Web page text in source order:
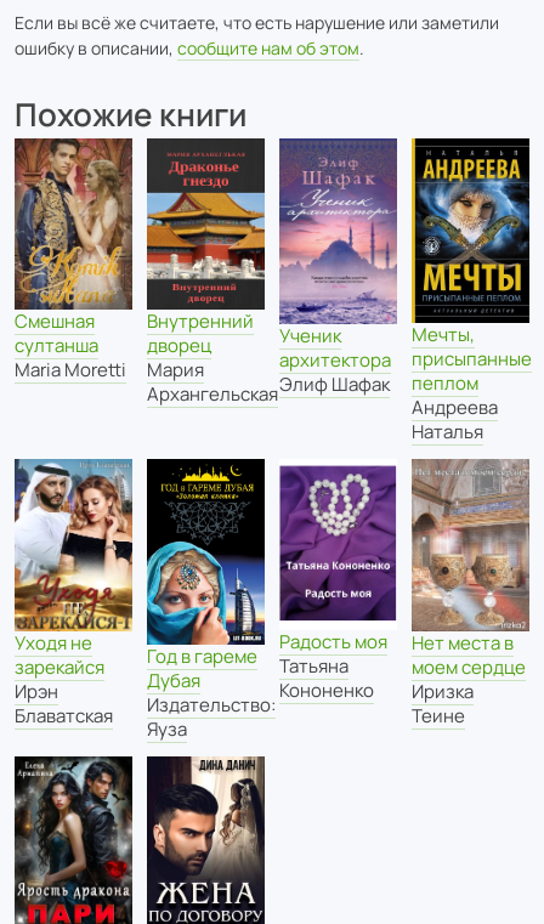
Если вы всё же считаете, что есть нарушение или заметили
ошибку в описании, сообщите нам об этом.
Похожие книги
Смешная
султанша
Maria Moretti
Внутренний
дворец
Мария
Архангельская
Ученик
архитектора
Элиф Шафак
Мечты,
присыпанные
пеплом
Андреева
Наталья
Уходя не
зарекайся
Ирэн
Блаватская
Год в гареме
Дубая
Издательство:
Яуза
Радость моя
Татьяна
Кононенко
Нет места в
моем сердце
Иризка
Теине